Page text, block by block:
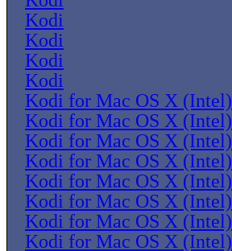
Kodi
Kodi
Kodi
Kodi
Kodi for Mac OS X (Intel)
Kodi for Mac OS X (Intel)
Kodi for Mac OS X (Intel)
Kodi for Mac OS X (Intel)
Kodi for Mac OS X (Intel)
Kodi for Mac OS X (Intel)
Kodi for Mac OS X (Intel)
Kodi for Mac OS X (Intel)